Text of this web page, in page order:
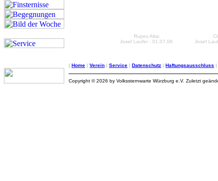
Rupes Altai
Josef Laufer - 01.07.06
Josef
| Home | Verein | Service | Datenschutz | Haftungsausschluss |
Copyright © 2026 by Volkssternwarte Würzburg e.V. Zuletzt